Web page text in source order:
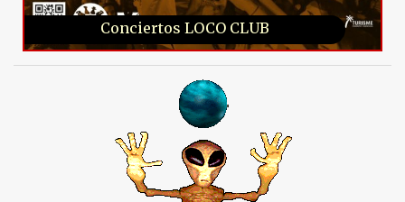
Conciertos LOCO CLUB